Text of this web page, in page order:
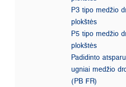
P3 tipo medžio
plokštės
P5 tipo medžio
plokštės
Padidinto
ugniai medžio
(PB FR)